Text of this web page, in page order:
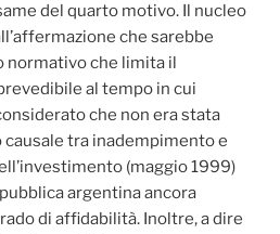
del quarto motivo. Il nucleo
che sarebbe
che limita il
al tempo in cui
che non era stata
tra inadempimento e
(maggio 1999)
argentina ancora
di affidabilità. Inoltre, a dire